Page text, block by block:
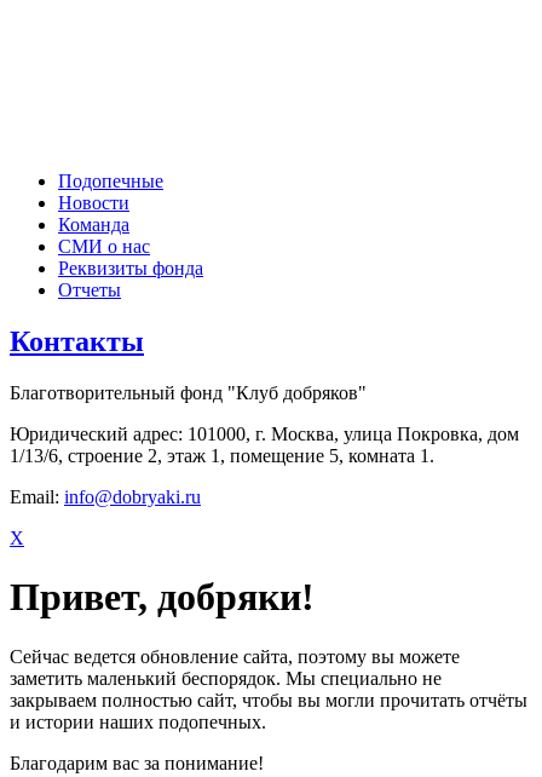
Подопечные
Новости
Команда
СМИ о нас
Реквизиты фонда
Отчеты
Контакты
Благотворительный фонд "Клуб добряков"
Юридический адрес: 101000, г. Москва, улица Покровка, дом
1/13/6, строение 2, этаж 1, помещение 5, комната 1.
Email: info@dobryaki.ru
X
Привет, добряки!
Сейчас ведется обновление сайта, поэтому вы можете
заметить маленький беспорядок. Мы специально не
закрываем полностью сайт, чтобы вы могли прочитать отчёты
и истории наших подопечных.
Благодарим вас за понимание!